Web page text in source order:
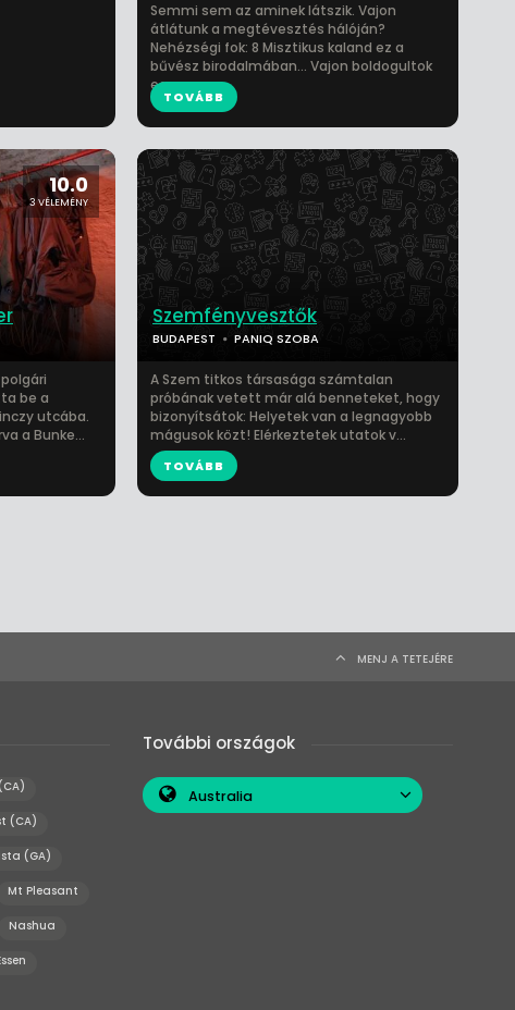
Semmi sem az aminek látszik. Vajon
átlátunk a megtévesztés hálóján?
Nehézségi fok: 8 Misztikus kaland ez a
bűvész birodalmában... Vajon boldogultok
egy ...
TOVÁBB
10.0
3 VÉLEMÉNY
be a
utcába.
a Bunke...
Szemfényvesztők
BUDAPEST PANIQ SZOBA
A Szem titkos társasága számtalan
próbának vetett már alá benneteket, hogy
bizonyítsátok: Helyetek van a legnagyobb
mágusok közt! Elérkeztetek utatok v...
TOVÁBB
MENJ A TETEJÉRE
(CA)
(GA)
Mt Pleasant
Nashua
További országok
Australia